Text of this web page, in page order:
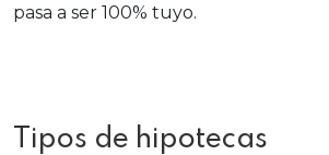
pasa a ser 100% tuyo.
Tipos de hipotecas